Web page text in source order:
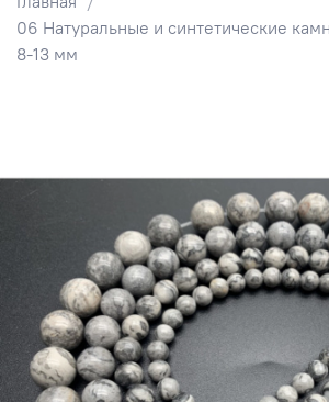
06 Натуральные и синтетические
8-13 мм